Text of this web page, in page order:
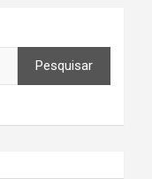
Pesquisar